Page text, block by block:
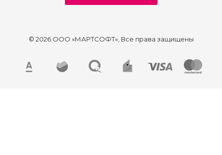
© 2026 ООО «МАРТСОФТ», Все права защищены